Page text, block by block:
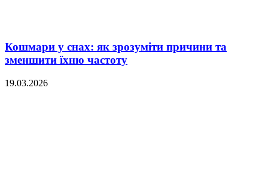
Кошмари у снах: як зрозуміти причини та
зменшити їхню частоту
19.03.2026